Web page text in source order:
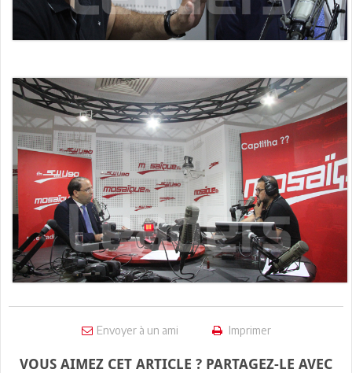
Envoyer à un ami Imprimer
VOUS AIMEZ CET ARTICLE ? PARTAGEZ-LE AVEC